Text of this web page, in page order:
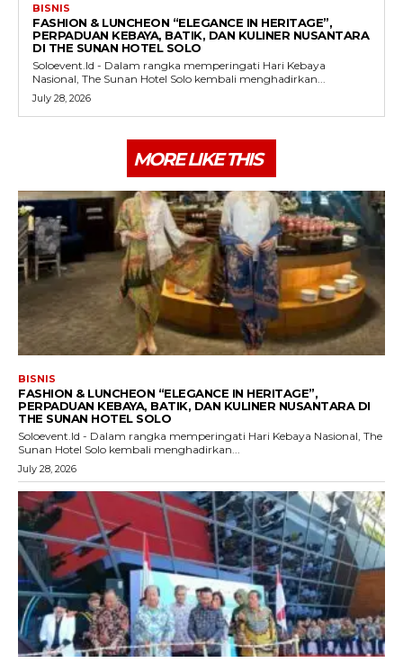
BISNIS
FASHION & LUNCHEON “ELEGANCE IN HERITAGE”,
PERPADUAN KEBAYA, BATIK, DAN KULINER NUSANTARA
DI THE SUNAN HOTEL SOLO
Soloevent.Id - Dalam rangka memperingati Hari Kebaya
Nasional, The Sunan Hotel Solo kembali menghadirkan...
July 28, 2026
MORE LIKE THIS
BISNIS
FASHION & LUNCHEON “ELEGANCE IN HERITAGE”,
PERPADUAN KEBAYA, BATIK, DAN KULINER NUSANTARA DI
THE SUNAN HOTEL SOLO
Soloevent.Id - Dalam rangka memperingati Hari Kebaya Nasional, The
Sunan Hotel Solo kembali menghadirkan...
July 28, 2026